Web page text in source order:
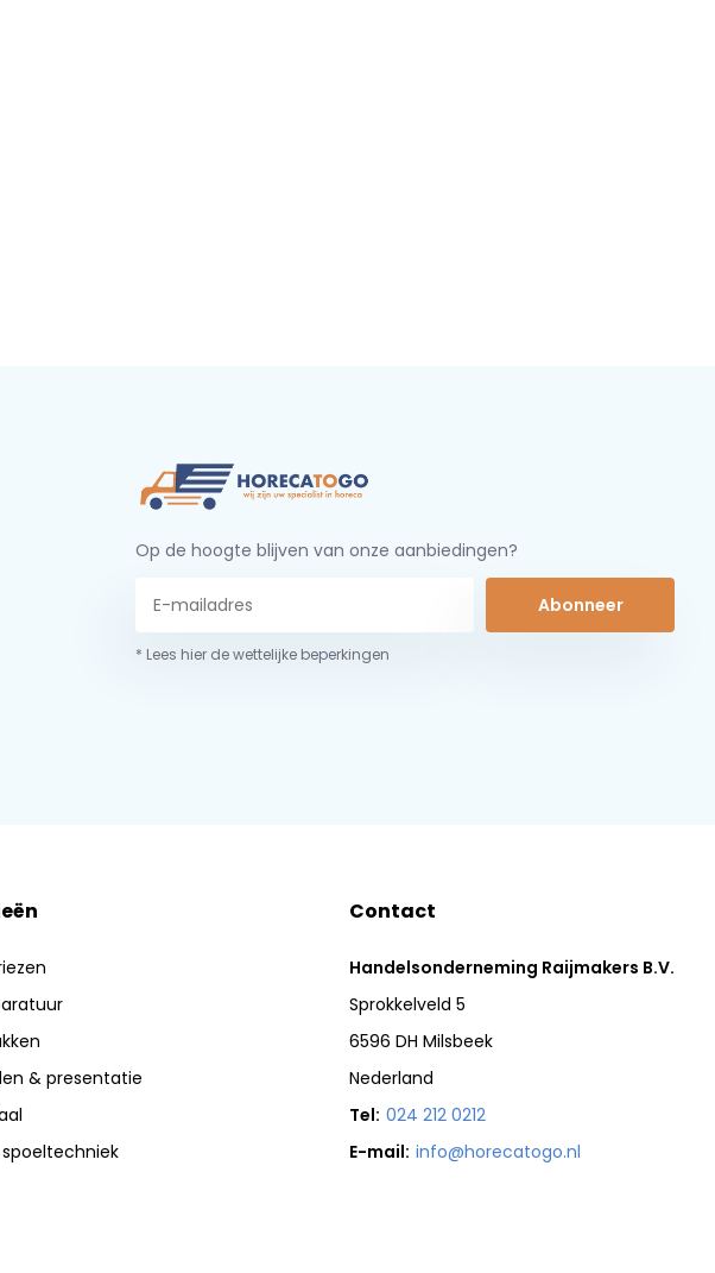
Op de hoogte blijven van onze aanbiedingen?
Abonneer
* Lees hier de wettelijke beperkingen
& presentatie
Contact
Handelsonderneming Raijmakers B.V.
Sprokkelveld 5
6596 DH Milsbeek
Nederland
Tel: 024 212 0212
E-mail: info@horecatogo.nl